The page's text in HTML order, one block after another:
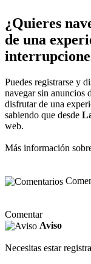
¿Quieres
de una
Puedes registrarse y
navegar sin anuncios
disfrutar de una
sabiendo que desde
web.
Más información
Comentar
Aviso
Necesitas estar